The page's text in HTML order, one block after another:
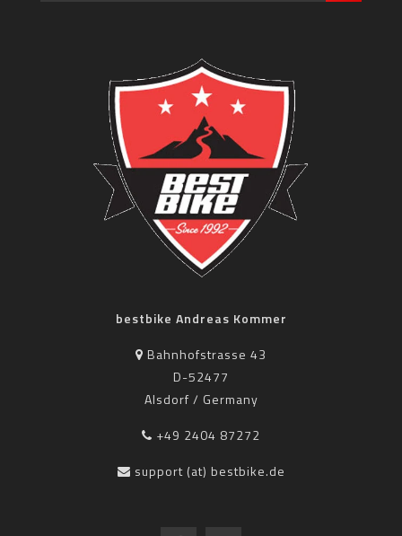
bestbike Andreas Kommer
Bahnhofstrasse 43
D-52477
Alsdorf / Germany
+49 2404 87272
support (at) bestbike.de